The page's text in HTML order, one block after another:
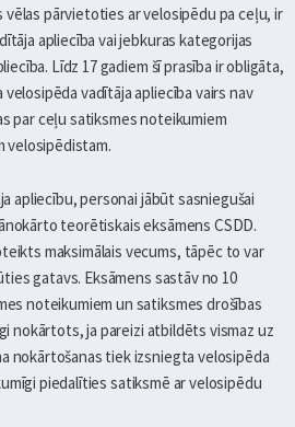
vēlas pārvietoties ar velosipēdu pa ceļu, ir
apliecība vai jebkuras kategorijas
Līdz 17 gadiem šī prasība ir obligāta,
vadītāja apliecība vairs nav
par ceļu satiksmes noteikumiem
velosipēdistam.
apliecību, personai jābūt sasniegušai
teorētiskais eksāmens CSDD.
maksimālais vecums, tāpēc to var
gatavs. Eksāmens sastāv no 10
noteikumiem un satiksmes drošības
nokārtots, ja pareizi atbildēts vismaz uz
nokārtošanas tiek izsniegta velosipēda
piedalīties satiksmē ar velosipēdu